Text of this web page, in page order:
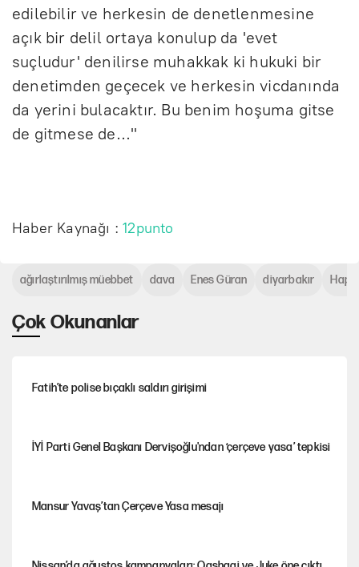
edilebilir ve herkesin de denetlenmesine
açık bir delil ortaya konulup da 'evet
suçludur' denilirse muhakkak ki hukuki bir
denetimden geçecek ve herkesin vicdanında
da yerini bulacaktır. Bu benim hoşuma gitse
de gitmese de..."
Haber Kaynağı :12punto
Çok Okunanlar
Fatih’te polise bıçaklı saldırı girişimi
İYİ Parti Genel Başkanı Dervişoğlu'ndan ‘çerçeve yasa’ tepkisi
Mansur Yavaş’tan Çerçeve Yasa mesajı
ağırlaştırılmış müebbet dava Enes Güran diyarbakır